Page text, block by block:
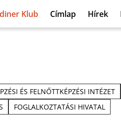
Klub Címlap Hírek
ÉS FELNŐTTKÉPZÉSI INTÉZET
FOGLALKOZTATÁSI HIVATAL